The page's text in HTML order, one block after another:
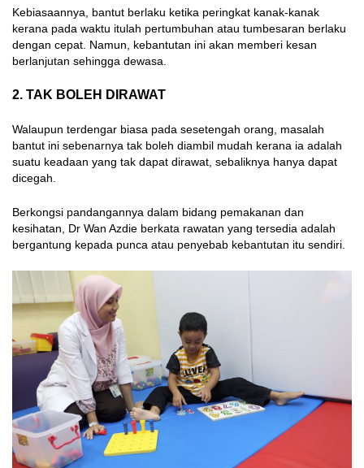
Kebiasaannya, bantut berlaku ketika peringkat kanak-kanak
kerana pada waktu itulah pertumbuhan atau tumbesaran berlaku
dengan cepat. Namun, kebantutan ini akan memberi kesan
berlanjutan sehingga dewasa.
2. TAK BOLEH DIRAWAT
Walaupun terdengar biasa pada sesetengah orang, masalah
bantut ini sebenarnya tak boleh diambil mudah kerana ia adalah
suatu keadaan yang tak dapat dirawat, sebaliknya hanya dapat
dicegah.
Berkongsi pandangannya dalam bidang pemakanan dan
kesihatan, Dr Wan Azdie berkata rawatan yang tersedia adalah
bergantung kepada punca atau penyebab kebantutan itu sendiri.